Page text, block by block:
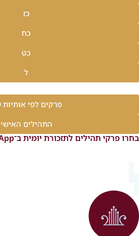
כז
כח
כט
ל
פרקים לפי
התהילים האישי
בחרו פרקי תהילים לתזכורת יומית ב־WhatsApp